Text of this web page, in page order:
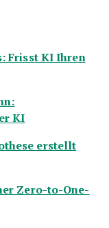
Frisst KI Ihren
KI
erstellt
Zero-to-One-